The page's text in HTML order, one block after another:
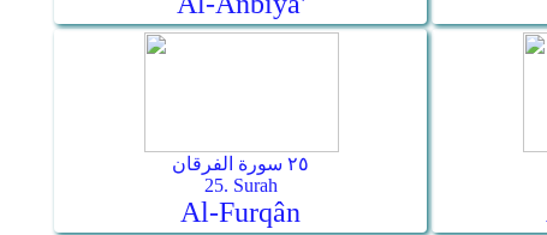
٢٥ سورة الفرقان
25. Surah
Al-Furqân